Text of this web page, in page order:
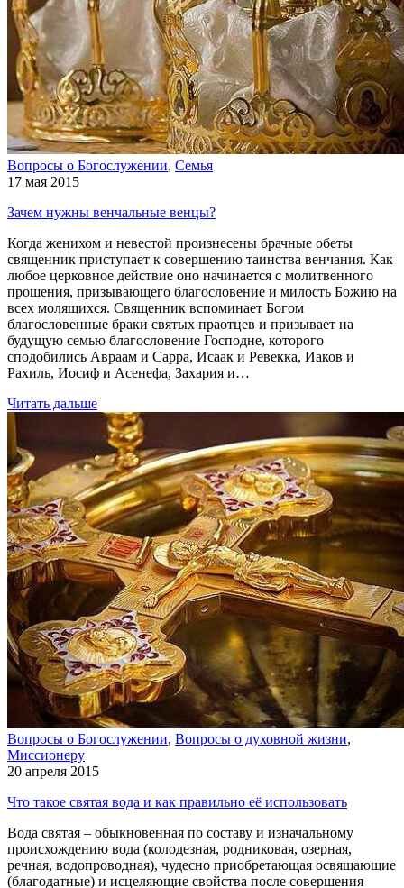
Вопросы о Богослужении, Семья
17 мая 2015
Зачем нужны венчальные венцы?
Когда женихом и невестой произнесены брачные обеты
священник приступает к совершению таинства венчания. Как
любое церковное действие оно начинается с молитвенного
прошения, призывающего благословение и милость Божию на
всех молящихся. Священник вспоминает Богом
благословенные браки святых праотцев и призывает на
будущую семью благословение Господне, которого
сподобились Авраам и Сарра, Исаак и Ревекка, Иаков и
Рахиль, Иосиф и Асенефа, Захария и…
Читать дальше
Вопросы о Богослужении, Вопросы о духовной жизни,
Миссионеру
20 апреля 2015
Что такое святая вода и как правильно её использовать
Вода святая – обыкновенная по составу и изначальному
происхождению вода (колодезная, родниковая, озерная,
речная, водопроводная), чудесно приобретающая освящающие
(благодатные) и исцеляющие свойства после совершения